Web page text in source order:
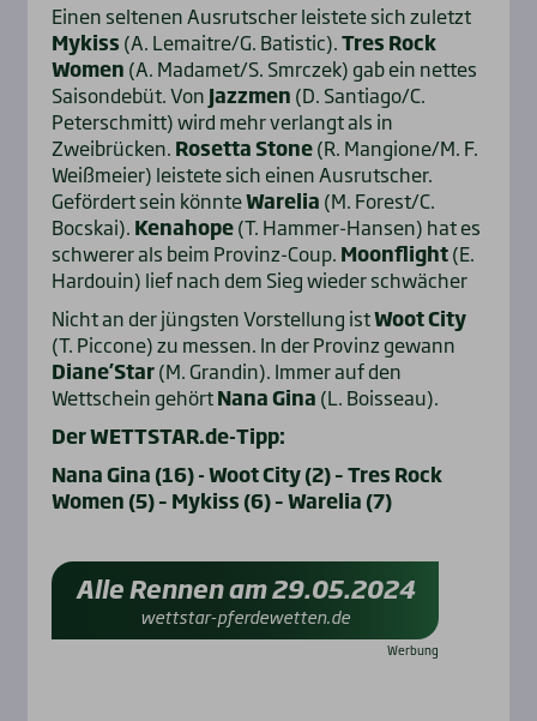
Einen seltenen Ausrutscher leistete sich zuletzt
Mykiss (A. Lemaitre/G. Batistic).Tres Rock
Women (A. Madamet/S. Smrczek) gab ein nettes
Saisondebüt. Von Jazzmen (D. Santiago/C.
Peterschmitt) wird mehr verlangt als in
Zweibrücken. Rosetta Stone(R. Mangione/M. F.
Weißmeier) leistete sich einen Ausrutscher.
Gefördert sein könnteWarelia (M. Forest/C.
Bocskai). Kenahope(T. Hammer-Hansen) hat es
schwerer als beim Provinz-Coup. Moonflight(E.
Hardouin) lief nach dem Sieg wieder schwächer
Nicht an der jüngsten Vorstellung istWoot City
(T. Piccone) zu messen. In der Provinz gewann
Diane’Star(M. Grandin). Immer auf den
Wettschein gehörtNana Gina (L. Boisseau).
Der WETTSTAR.de-Tipp:
Nana Gina (16) - Woot City (2) – Tres Rock
Women (5) – Mykiss (6) – Warelia (7)
Alle Rennen am 29.05.2024
wettstar-pferdewetten.de